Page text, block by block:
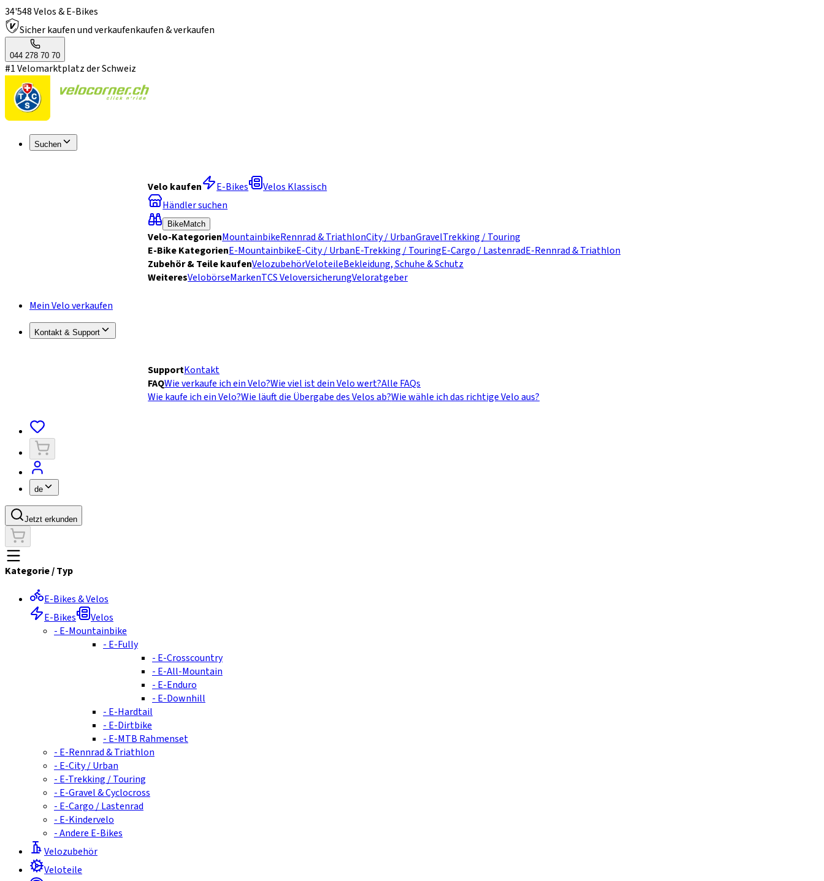
34'548 Velos & E-Bikes
Sicher kaufen und verkaufenkaufen & verkaufen
044 278 70 70
#1 Velomarktplatz der Schweiz
Suchen
Velo kaufen E-Bikes
Velos Klassisch
Händler suchen
BikeMatch
Velo-KategorienMountainbikeRennrad & TriathlonCity / UrbanGravelTrekking / Touring
E-Bike KategorienE-MountainbikeE-City / UrbanE-Trekking / TouringE-Cargo / LastenradE-Rennrad & Triathlon
Zubehör & Teile kaufenVelozubehörVeloteileBekleidung, Schuhe & Schutz
WeiteresVelobörseMarkenTCS VeloversicherungVeloratgeber
Mein Velo verkaufen
Kontakt & Support
SupportKontakt
FAQWie verkaufe ich ein Velo?Wie viel ist dein Velo wert?Alle FAQs
Wie kaufe ich ein Velo?Wie läuft die Übergabe des Velos ab?Wie wähle ich das richtige Velo aus?
de
Jetzt erkunden
Kategorie/Typ
E-Bikes & Velos
E-Bikes
Velos
- E-Mountainbike
- E-Fully
- E-Crosscountry
- E-All-Mountain
- E-Enduro
- E-Downhill
- E-Hardtail
- E-Dirtbike
- E-MTB Rahmenset
- E-Rennrad & Triathlon
- E-City / Urban
- E-Trekking / Touring
- E-Gravel & Cyclocross
- E-Cargo / Lastenrad
- E-Kindervelo
-Andere E-Bikes
Velozubehör
Veloteile